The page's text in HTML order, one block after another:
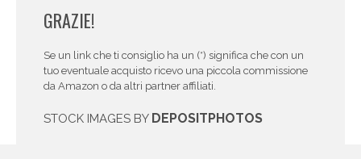
GRAZIE!
Se un link che ti consiglio ha un (*) significa che con un
tuo eventuale acquisto ricevo una piccola commissione
da Amazon o da altri partner affiliati.
STOCK IMAGES BY DEPOSITPHOTOS